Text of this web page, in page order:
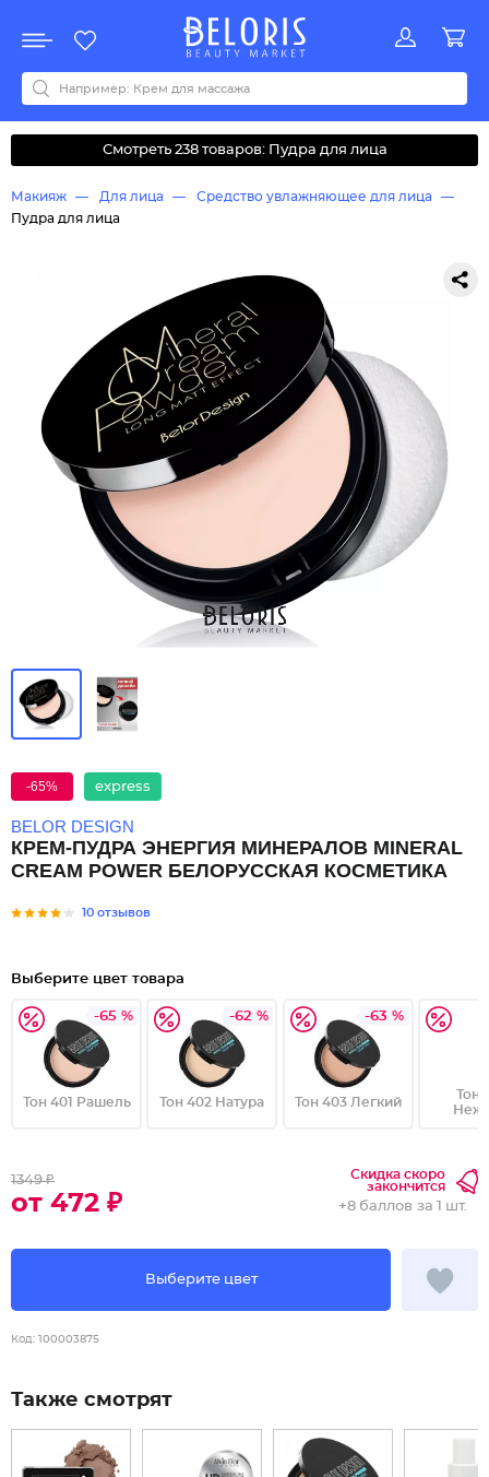
Акции
Все бренды
0-9ABCDEFGHIJKLMNOPQRSTUVWYZАБВДЗИМОКЛНПРСТУФ
Смотреть 238 товаров: Пудра для лица
Макияж Для лица
Средство увлажняющее для лица
Пудра для лица
-65% express
BELOR DESIGN
КРЕМ-ПУДРА ЭНЕРГИЯ МИНЕРАЛОВ MINERAL
CREAM POWER БЕЛОРУССКАЯ КОСМЕТИКА
10 отзывов
Выберите цвет товара
-65 %
Тон 401 Рашель
-62 %
Тон 402 Натура
-63 %
Тон 403 Легкий
Тон
1349 ₽
от 472 ₽
Скидка скоро
закончится
Выберите цвет
+8 баллов за 1 шт.
Код: 100003875
Также смотрят